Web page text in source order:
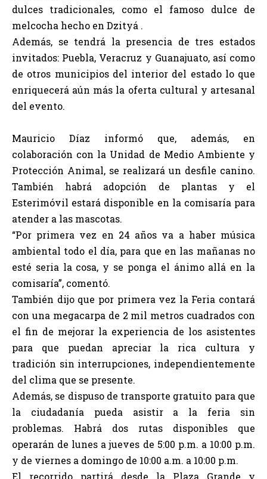
dulces tradicionales, como el famoso dulce de
melcocha hecho en Dzityá .
Además, se tendrá la presencia de tres estados
invitados: Puebla, Veracruz y Guanajuato, así como
de otros municipios del interior del estado lo que
enriquecerá aún más la oferta cultural y artesanal
del evento.
Mauricio Díaz informó que, además, en
colaboración con la Unidad de Medio Ambiente y
Protección Animal, se realizará un desfile canino.
También habrá adopción de plantas y el
Esterimóvil estará disponible en la comisaría para
atender a las mascotas.
“Por primera vez en 24 años va a haber música
ambiental todo el día, para que en las mañanas no
esté seria la cosa, y se ponga el ánimo allá en la
comisaría”, comentó.
También dijo que por primera vez la Feria contará
con una megacarpa de 2 mil metros cuadrados con
el fin de mejorar la experiencia de los asistentes
para que puedan apreciar la rica cultura y
tradición sin interrupciones, independientemente
del clima que se presente.
Además, se dispuso de transporte gratuito para que
la ciudadanía pueda asistir a la feria sin
problemas. Habrá dos rutas disponibles que
operarán de lunes a jueves de 5:00 p.m. a 10:00 p.m.
y de viernes a domingo de 10:00 a.m. a 10:00 p.m.
El recorrido partirá desde la Plaza Grande y